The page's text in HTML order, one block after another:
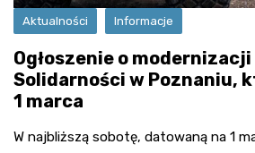
Aktualności Informacje
Ogłoszenie o
Solidarności w Poznaniu,
1 marca
W najbliższą sobotę, datowaną na 1